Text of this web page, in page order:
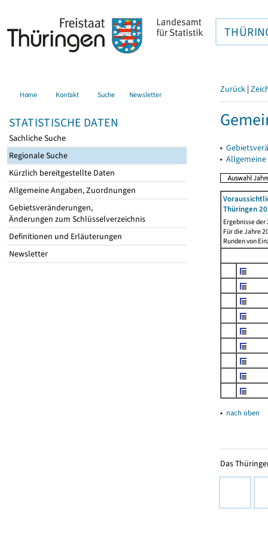
Home Kontakt Suche Newsletter
STATISTISCHE DATEN
Sachliche Suche
Regionale Suche
Kürzlich bereitgestellte Daten
Allgemeine Angaben, Zuordnungen
Gebietsveränderungen,
Änderungen zum Schlüsselverzeichnis
Definitionen und Erläuterungen
Newsletter
Zurück |
▸
▸
Thüringen
Ergebnisse
Für die Jahre
Runden von
▴ nach oben
Das